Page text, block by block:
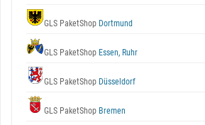
GLS PaketShop Dortmund
GLS PaketShop Essen, Ruhr
GLS PaketShop Düsseldorf
GLS PaketShop Bremen